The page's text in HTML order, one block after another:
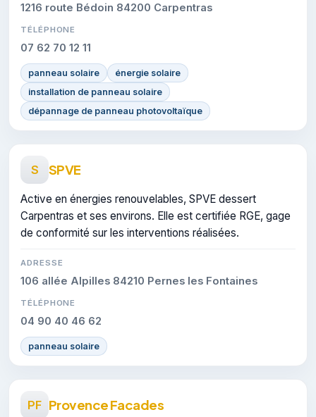
1216 route Bédoin 84200 Carpentras
TÉLÉPHONE
07 62 70 12 11
panneau solaire
énergie solaire
installation de panneau solaire
dépannage de panneau photovoltaïque
S SPVE
Active en énergies renouvelables, SPVE dessert
Carpentras et ses environs. Elle est certifiée RGE, gage
de conformité sur les interventions réalisées.
ADRESSE
106 allée Alpilles 84210 Pernes les Fontaines
TÉLÉPHONE
04 90 40 46 62
panneau solaire
PF Provence Facades